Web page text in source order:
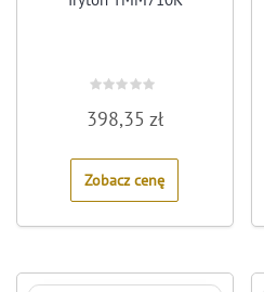
0
5
398,35 zł
Zobacz cenę